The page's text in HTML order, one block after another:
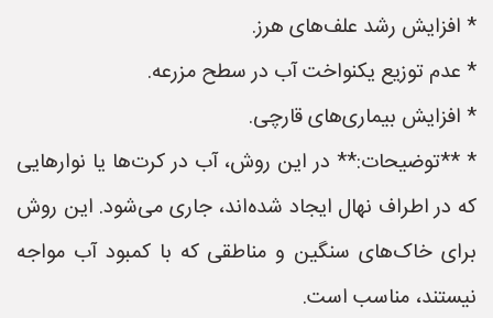
* افزایش رشد علف‌های هرز.
* عدم توزیع یکنواخت آب در سطح مزرعه.
* افزایش بیماری‌های قارچی.
* **توضیحات:** در این روش، آب در کرت‌ها یا نوارهایی
که در اطراف نهال ایجاد شده‌اند، جاری می‌شود. این روش
برای خاک‌های سنگین و مناطقی که با کمبود آب مواجه
نیستند، مناسب است.